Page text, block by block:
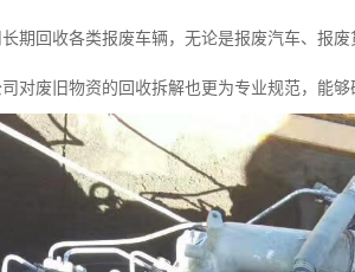
期回收各类报废车辆，无论是报废汽车、报
对废旧物资的回收拆解也更为专业规范，能